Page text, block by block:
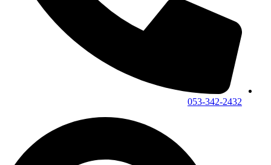
053-342-2432